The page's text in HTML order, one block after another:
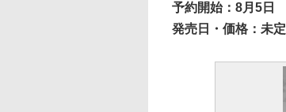
予約開始：8月5日
発売日・価格：未定